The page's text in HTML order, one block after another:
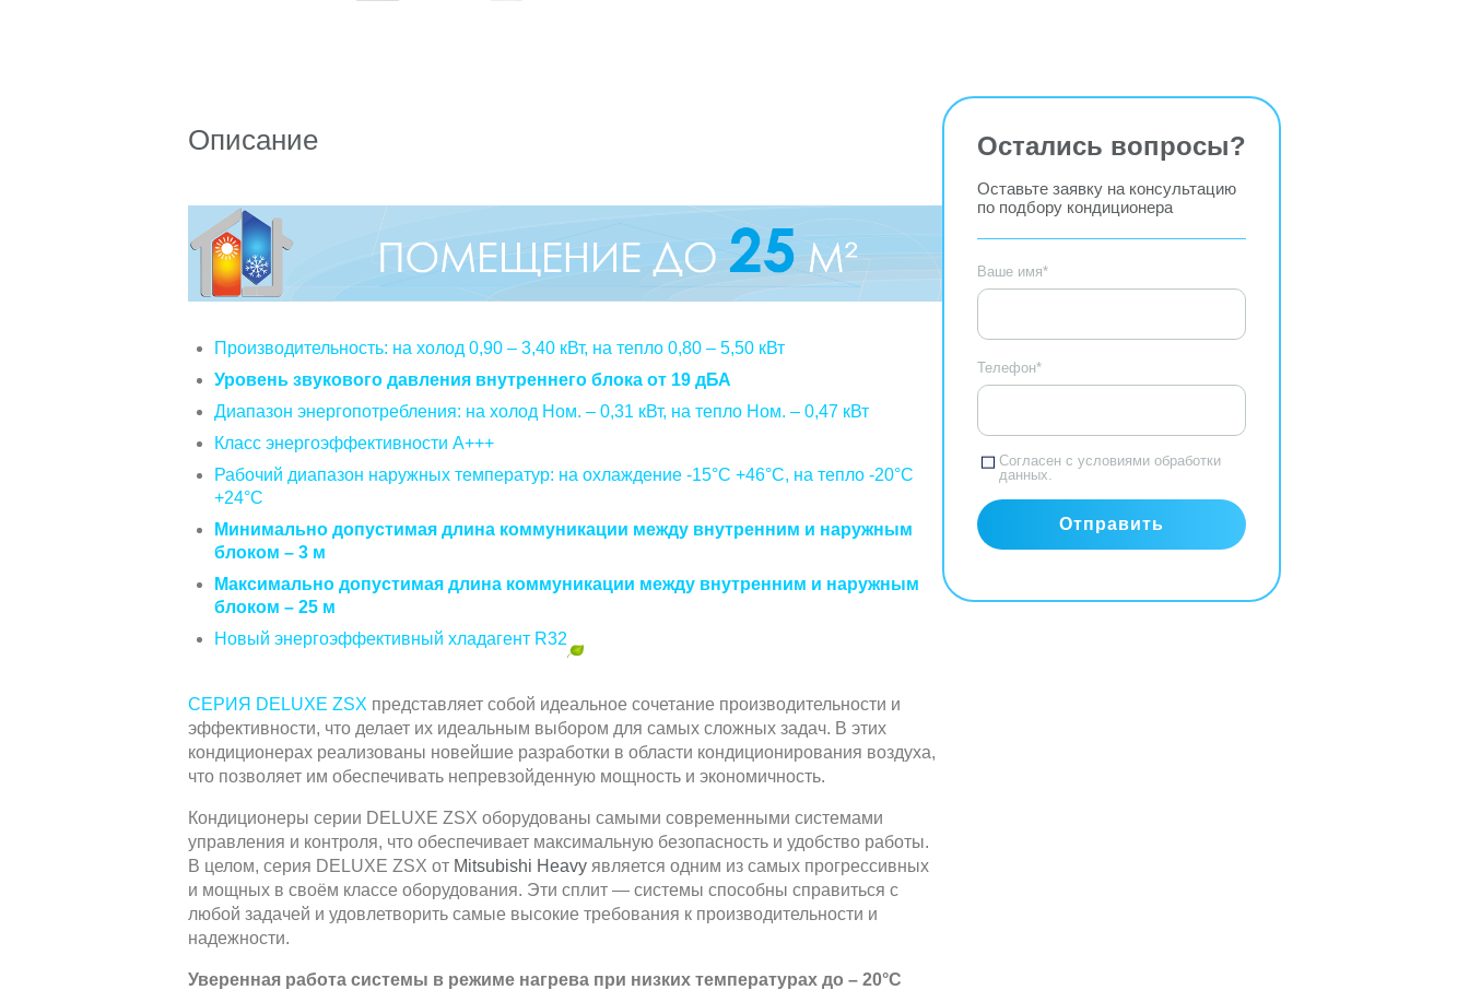
Описание
Производительность: на холод 0,90 – 3,40 кВт, на тепло 0,80 – 5,50 кВт
Уровень звукового давления внутреннего блока от 19 дБА
Диапазон энергопотребления: на холод Ном. – 0,31 кВт, на тепло Ном. – 0,47 кВт
Класс энергоэффективности А+++
Рабочий диапазон наружных температур: на охлаждение -15°C +46°C, на тепло -20°C
+24°C
Минимально допустимая длина коммуникации между внутренним и наружным
блоком – 3 м
Максимально допустимая длина коммуникации между внутренним и наружным
блоком – 25 м
Новый энергоэффективный хладагент R32
СЕРИЯ DELUXE ZSX представляет собой идеальное сочетание производительности и
эффективности, что делает их идеальным выбором для самых сложных задач. В этих
кондиционерах реализованы новейшие разработки в области кондиционирования воздуха,
что позволяет им обеспечивать непревзойденную мощность и экономичность.
Кондиционеры серии DELUXE ZSX оборудованы самыми современными системами
управления и контроля, что обеспечивает максимальную безопасность и удобство работы.
В целом, серия DELUXE ZSX от Mitsubishi Heavy является одним из самых прогрессивных
и мощных в своём классе оборудования. Эти сплит — системы способны справиться с
любой задачей и удовлетворить самые высокие требования к производительности и
надежности.
Уверенная работа системы в режиме нагрева при низких температурах до – 20°С
Остались вопросы?
Оставьте заявку на консультацию
по подбору кондиционера
Ваше имя*
Телефон*
Согласен с условиями обработки
данных.